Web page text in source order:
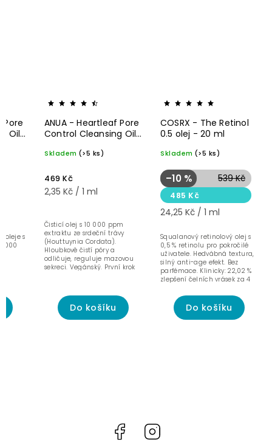
Pore
Oil
oleje s
000
ANUA - Heartleaf Pore
Control Cleansing Oil
Skladem (>5 ks)
469 Kč
2,35 Kč / 1 ml
Do košíku
Čisticí olej s 10 000 ppm
extraktu ze srdeční trávy
(Houttuynia Cordata).
Hloubkově čistí póry a
odličuje, reguluje mazovou
sekreci. Vegánský. První krok
COSRX - The Retinol
0.5 olej - 20 ml
Skladem (>5 ks)
539 Kč
–10 %
485 Kč
24,25 Kč / 1 ml
Do košíku
Squalanový retinolový olej s
0,5 % retinolu pro pokročilé
uživatele. Hedvábná textura,
silný anti-age efekt. Bez
parfémace. Klinicky: 22,02 %
zlepšení čelních vrásek za 4
Facebook